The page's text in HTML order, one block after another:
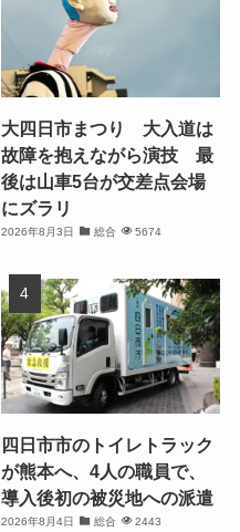
大四日市まつり 大入道は
故障を抱えながら演技 最
後は山車5台が交差点会場
にズラリ
2026年8月3日 総合 5674
四日市市のトイレトラック
が熊本へ、4人の職員で、
導入後初の被災地への派遣
2026年8月4日 総合 2443